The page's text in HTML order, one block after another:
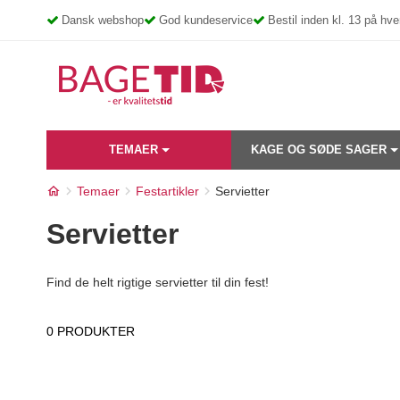
Dansk webshop God kundeservice Bestil inden kl. 13 på
TEMAER KAGE OG SØDE SAGER
Temaer Festartikler Servietter
Servietter
Find de helt rigtige servietter til din fest!
0 PRODUKTER